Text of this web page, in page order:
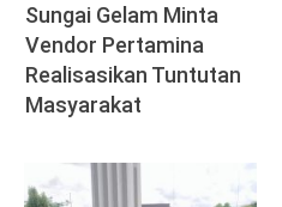
Sungai Gelam Minta
Vendor Pertamina
Realisasikan Tuntutan
Masyarakat